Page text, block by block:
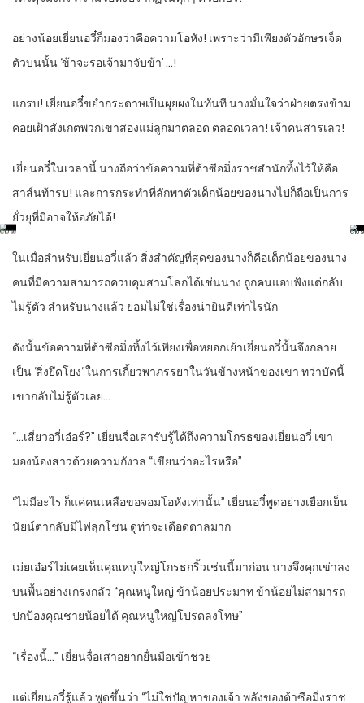
อย่างน้อยเยี่ยนอวี๋ก็มองว่าคือความโอหัง! เพราะว่ามีเพียงตัวอักษรเจ็ด
ตัวบนนั้น ‘ข้าจะรอเจ้ามาจับข้า’ …!
แกรบ! เยี่ยนอวี๋ขยำกระดาษเป็นผุยผงในทันที นางมั่นใจว่าฝ่ายตรงข้าม
คอยเฝ้าสังเกตพวกเขาสองแม่ลูกมาตลอด ตลอดเวลา! เจ้าคนสารเลว!
เยี่ยนอวี๋ในเวลานี้ นางถือว่าข้อความที่ต้าซือมิ่งราชสำนักทิ้งไว้ให้คือ
สาส์นท้ารบ! และการกระทำที่ลักพาตัวเด็กน้อยของนางไปก็ถือเป็นการ
ยั่วยุที่มิอาจให้อภัยได้!
ในเมื่อสำหรับเยี่ยนอวี๋แล้ว สิ่งสำคัญที่สุดของนางก็คือเด็กน้อยของนาง
คนที่มีความสามารถควบคุมสามโลกได้เช่นนาง ถูกคนแอบฟังแต่กลับ
ไม่รู้ตัว สำหรับนางแล้ว ย่อมไม่ใช่เรื่องน่ายินดีเท่าไรนัก
ดังนั้นข้อความที่ต้าซือมิ่งทิ้งไว้เพียงเพื่อหยอกเย้าเยี่ยนอวี๋นั้นจึงกลาย
เป็น ‘สิ่งยึดโยง‘ ในการเกี้ยวพาภรรยาในวันข้างหน้าของเขา ทว่าบัดนี้
เขากลับไม่รู้ตัวเลย…
“…เสี่ยวอวี๋เอ๋อร์?” เยี่ยนจื่อเสารับรู้ได้ถึงความโกรธของเยี่ยนอวี๋ เขา
มองน้องสาวด้วยความกังวล “เขียนว่าอะไรหรือ”
“ไม่มีอะไร ก็แค่คนเหลือขอจอมโอหังเท่านั้น” เยี่ยนอวี๋พูดอย่างเยือกเย็น
นัยน์ตากลับมีไฟลุกโชน ดูท่าจะเดือดดาลมาก
เม่ยเอ๋อร์ไม่เคยเห็นคุณหนูใหญ่โกรธกริ้วเช่นนี้มาก่อน นางจึงคุกเข่าลง
บนพื้นอย่างเกรงกลัว “คุณหนูใหญ่ ข้าน้อยประมาท ข้าน้อยไม่สามารถ
ปกป้องคุณชายน้อยได้ คุณหนูใหญ่โปรดลงโทษ”
“เรื่องนี้…” เยี่ยนจื่อเสาอยากยื่นมือเข้าช่วย
แต่เยี่ยนอวี๋รู้แล้ว พูดขึ้นว่า “ไม่ใช่ปัญหาของเจ้า พลังของต้าซือมิ่งราช